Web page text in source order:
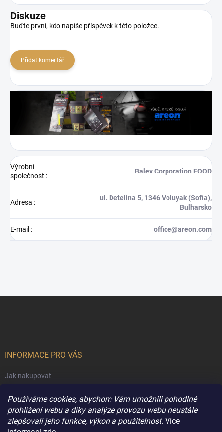
Používáme cookies, abychom Vám umožnili pohodlné
prohlížení webu a díky analýze provozu webu neustále
zlepšovali jeho funkce, výkon a použitelnost. Více
Diskuze
Buďte první, kdo napíše příspěvek k této položce.
Přidat komentář
Výrobní
společnost :
Balev Corporation EOOD
Adresa :
ul. Detelina 5, 1346 Voluyak (Sofia),
Bulharsko
E-mail : office@areon.com
INFORMACE PRO VÁS
Jak nakupovat
Podmínky ochrany osobních údajů
Kontakty